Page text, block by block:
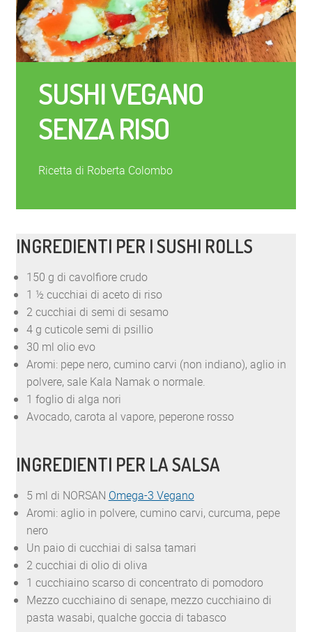
SUSHI VEGANO
SENZA RISO
Ricetta di Roberta Colombo
INGREDIENTI PER I SUSHI ROLLS
150 g di cavolfiore crudo
1 ½ cucchiai di aceto di riso
2 cucchiai di semi di sesamo
4 g cuticole semi di psillio
30 ml olio evo
Aromi: pepe nero, cumino carvi (non indiano), aglio in
polvere, sale Kala Namak o normale.
1 foglio di alga nori
Avocado, carota al vapore, peperone rosso
INGREDIENTI PER LA SALSA
5 ml di NORSAN Omega-3 Vegano
Aromi: aglio in polvere, cumino carvi, curcuma, pepe
nero
Un paio di cucchiai di salsa tamari
2 cucchiai di olio di oliva
1 cucchiaino scarso di concentrato di pomodoro
Mezzo cucchiaino di senape, mezzo cucchiaino di
pasta wasabi, qualche goccia di tabasco